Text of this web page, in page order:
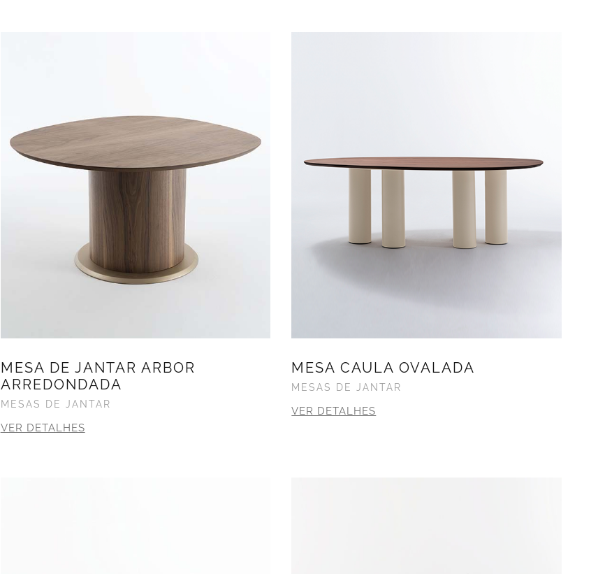
MESA DE JANTAR ARBOR
ARREDONDADA
MESAS DE JANTAR
VER DETALHES
MESA CAULA OVALADA
MESAS DE JANTAR
VER DETALHES